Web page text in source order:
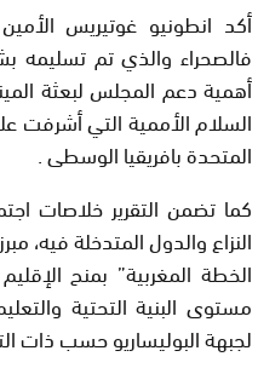
أكد انطونيو غوتيريس
فالصحراء والذي تم تسليمه
أهمية دعم المجلس لبعثة
السلام الأممية التي أشرفت
المتحدة بافريقيا الوسطى .
كما تضمن التقرير خلاصات
النزاع والدول المتدخلة فيه،
الخطة المغربية” بمنح
مستوى البنية التحتية
لجبهة البوليساريو حسب ذات